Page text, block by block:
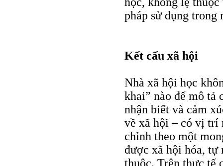
pháp sử dụng trong
Kết cấu xã hội
Nhà xã hội học
khai” nào để mô tả
nhận biết và cảm
về xã hội – có vị trí
chỉnh theo một
được xã hội hóa, tự
thuộc. Trên thực tế